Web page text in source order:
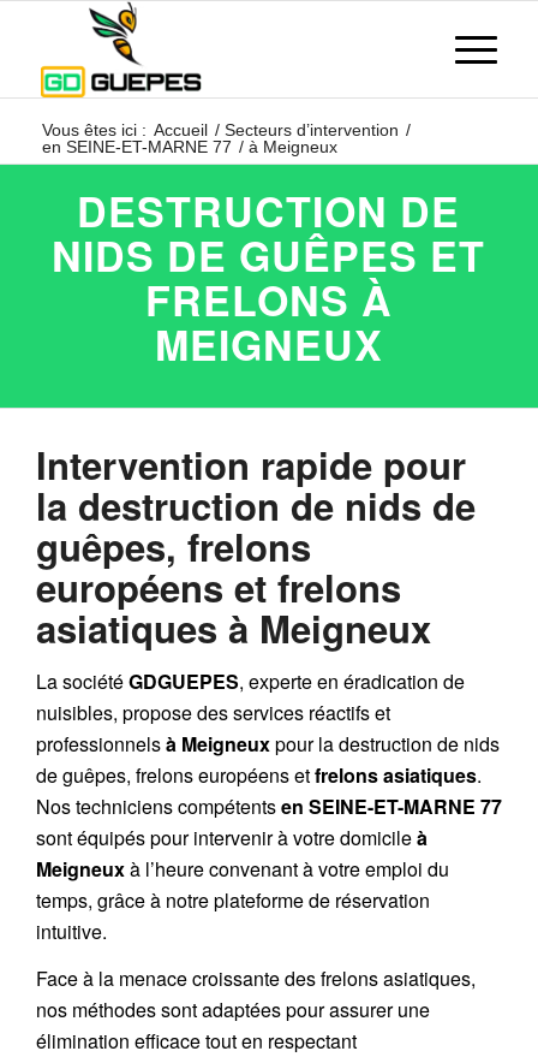
Vous êtes ici : Accueil / Secteurs d’intervention /
en SEINE-ET-MARNE 77 / à Meigneux
DESTRUCTION DE
NIDS DE GUÊPES ET
FRELONS À
MEIGNEUX
Intervention rapide pour
la destruction de nids de
guêpes, frelons
européens et frelons
asiatiques à Meigneux
La sociétéGDGUEPES, experte en éradication de
nuisibles, propose des services réactifs et
professionnelsà Meigneuxpour la destruction de nids
de guêpes, frelons européensetfrelons asiatiques.
Nos techniciens compétentsen SEINE-ET-MARNE 77
sont équipés pour intervenir à votre domicileà
Meigneuxà l’heure convenant à votre emploi du
temps, grâce à notre plateforme de réservation
intuitive.
Face à la menace croissante des frelons asiatiques,
nos méthodes sont adaptées pour assurer une
élimination efficace tout en respectant